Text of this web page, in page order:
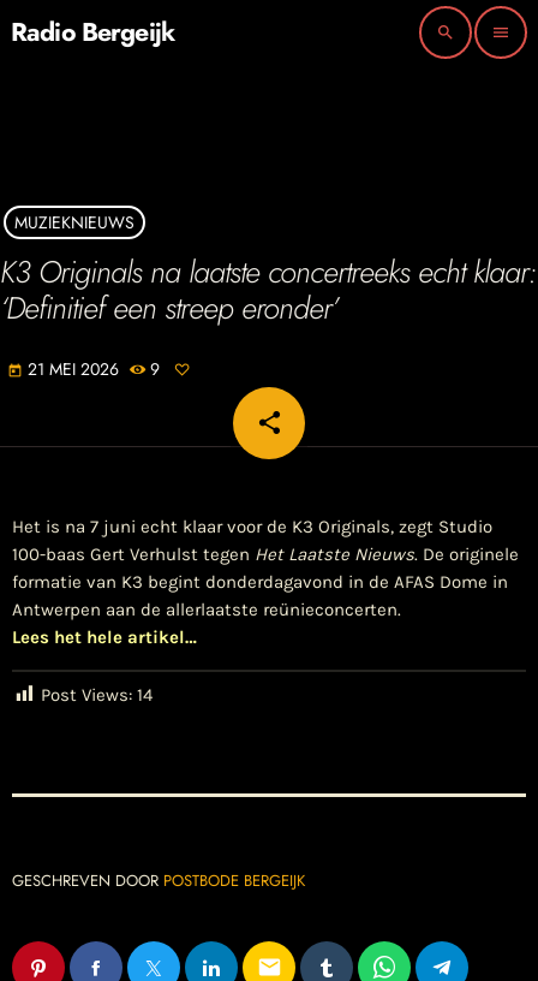
Radio Bergeijk search menu
MUZIEKNIEUWS
K3 Originals na laatste concertreeks echt klaar:
‘Definitief een streep eronder’
today 21 MEI 2026 9
share
email
Het is na 7 juni echt klaar voor de K3 Originals, zegt Studio
100-baas Gert Verhulst tegen Het Laatste Nieuws. De originele
formatie van K3 begint donderdagavond in de AFAS Dome in
Antwerpen aan de allerlaatste reünieconcerten.
Lees het hele artikel…
Post Views: 14
GESCHREVEN DOOR POSTBODE BERGEIJK
email